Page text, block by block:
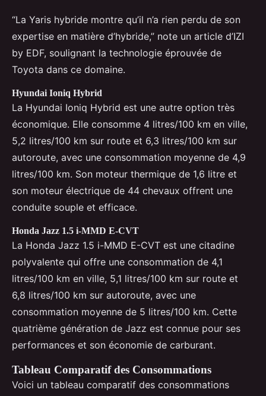
“La Yaris hybride montre qu’il n’a rien perdu de son
expertise en matière d’hybride,” note un article d’IZI
by EDF, soulignant la technologie éprouvée de
Toyota dans ce domaine.
Hyundai Ioniq Hybrid
La Hyundai Ioniq Hybrid est une autre option très
économique. Elle consomme 4 litres/100 km en ville,
5,2 litres/100 km sur route et 6,3 litres/100 km sur
autoroute, avec une consommation moyenne de 4,9
litres/100 km. Son moteur thermique de 1,6 litre et
son moteur électrique de 44 chevaux offrent une
conduite souple et efficace.
Honda Jazz 1.5 i-MMD E-CVT
La Honda Jazz 1.5 i-MMD E-CVT est une citadine
polyvalente qui offre une consommation de 4,1
litres/100 km en ville, 5,1 litres/100 km sur route et
6,8 litres/100 km sur autoroute, avec une
consommation moyenne de 5 litres/100 km. Cette
quatrième génération de Jazz est connue pour ses
performances et son économie de carburant.
Tableau Comparatif des Consommations
Voici un tableau comparatif des consommations